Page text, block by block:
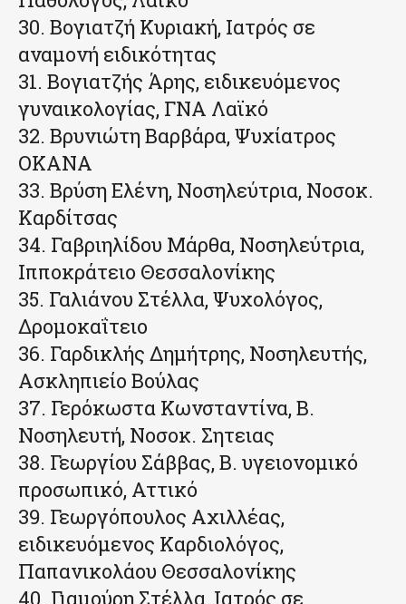
30. Βογιατζή Κυριακή, Ιατρός σε
αναμονή ειδικότητας
31. Βογιατζής Άρης, ειδικευόμενος
γυναικολογίας, ΓΝΑ Λαϊκό
32. Βρυνιώτη Βαρβάρα, Ψυχίατρος
ΟΚΑΝΑ
33. Βρύση Ελένη, Νοσηλεύτρια, Νοσοκ.
Καρδίτσας
34. Γαβριηλίδου Μάρθα, Νοσηλεύτρια,
Ιπποκράτειο Θεσσαλονίκης
35. Γαλιάνου Στέλλα, Ψυχολόγος,
Δρομοκαΐτειο
36. Γαρδικλής Δημήτρης, Νοσηλευτής,
Ασκληπιείο Βούλας
37. Γερόκωστα Κωνσταντίνα, Β.
Νοσηλευτή, Νοσοκ. Σητειας
38. Γεωργίου Σάββας, Β. υγειονομικό
προσωπικό, Αττικό
39. Γεωργόπουλος Αχιλλέας,
ειδικευόμενος Καρδιολόγος,
Παπανικολάου Θεσσαλονίκης
40. Γιαμούρη Στέλλα, Ιατρός σε